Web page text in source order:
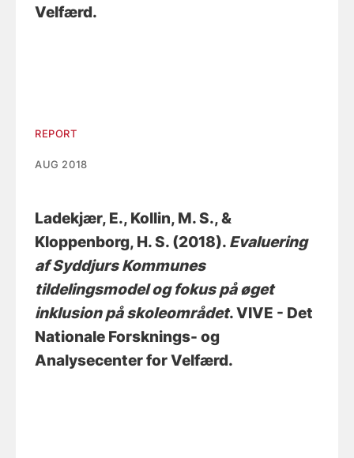
Velfærd.
REPORT
AUG 2018
Ladekjær, E., Kollin, M. S., &
Kloppenborg, H. S. (2018). Evaluering
af Syddjurs Kommunes
tildelingsmodel og fokus på øget
inklusion på skoleområdet. VIVE - Det
Nationale Forsknings- og
Analysecenter for Velfærd.